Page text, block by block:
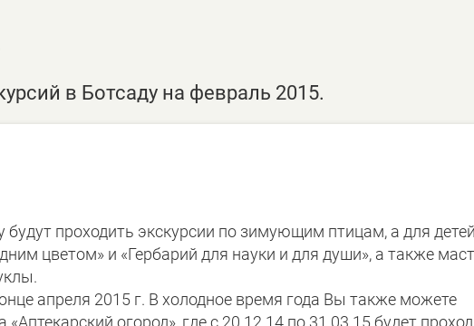
в Ботсаду на февраль 2015.
будут проходить экскурсии по зимующим птицам, а для
цветом» и «Гербарий для науки и для души», а также
апреля 2015 г. В холодное время года Вы также можете
огород», где с 20.12.14 по 31.03.15 будет